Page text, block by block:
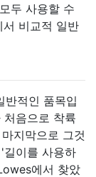
두 사용할 수
서 비교적 일반
반적인 품목입
음으로 착륙
지막으로 그것
이를 사용하
에서 찾았